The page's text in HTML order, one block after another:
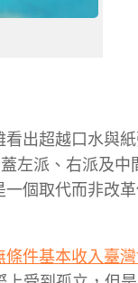
出超越口水與
左派、右派及中
個取代而非改
條件基本收入臺